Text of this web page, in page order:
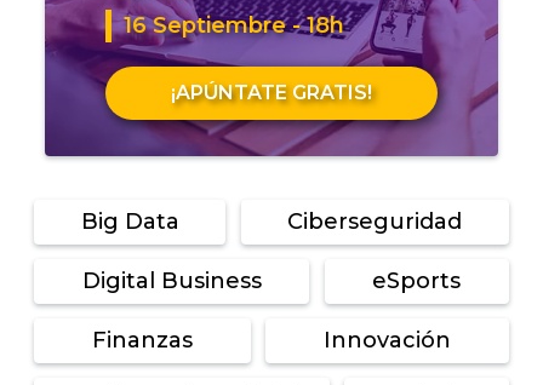
16 Septiembre - 18h
¡APÚNTATE GRATIS!
Big Data Ciberseguridad
Digital Business eSports
Finanzas Innovación